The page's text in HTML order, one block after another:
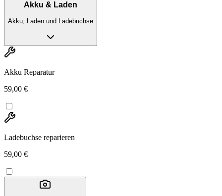
Akku & Laden
Akku, Laden und Ladebuchse
Akku Reparatur
59,00 €
Ladebuchse reparieren
59,00 €